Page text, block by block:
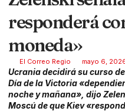
responderá
moneda»
El Correo Regio mayo 6,
Ucrania decidirá su curso
Día de la Victoria
noche y mañana», dijo
Moscú de que Kiev